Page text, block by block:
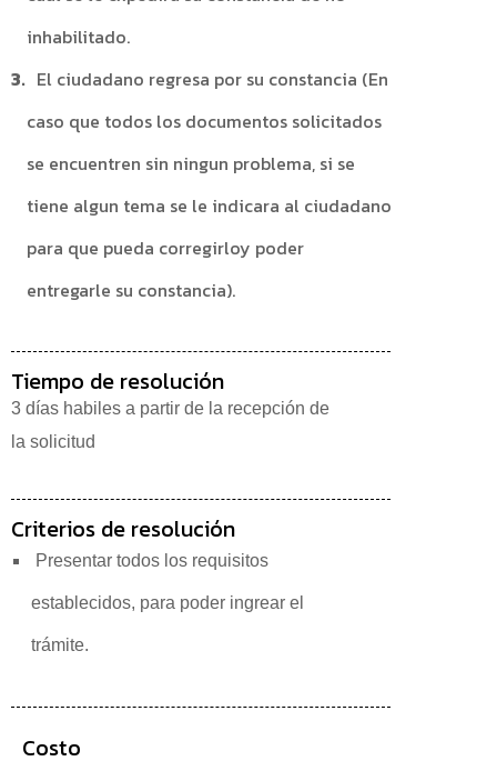
inhabilitado.
El ciudadano regresa por su constancia (En
caso que todos los documentos solicitados
se encuentren sin ningun problema, si se
tiene algun tema se le indicara al ciudadano
para que pueda corregirloy poder
entregarle su constancia).
Tiempo de resolución
3 días habiles a partir de la recepción de
la solicitud
Criterios de resolución
Presentar todos los requisitos
establecidos, para poder ingrear el
trámite.
Costo